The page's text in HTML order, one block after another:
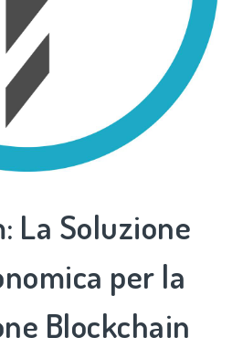
La Soluzione
per la
Blockchain